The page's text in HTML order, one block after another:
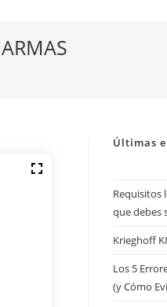
Últimas
Requisitos
que debes
Krieghoff
Los 5
(y Cómo